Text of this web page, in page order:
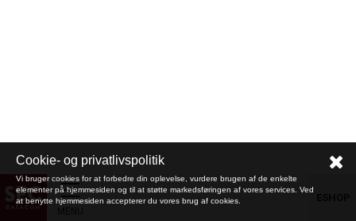
Cookie- og privatlivspolitik
Vi bruger cookies for at forbedre din oplevelse, vurdere brugen af de enkelte
elementer på hjemmesiden og til at støtte markedsføringen af vores services. Ved
at benytte hjemmesiden accepterer du vores brug af cookies.